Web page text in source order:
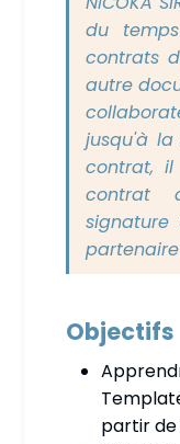
du
contrats
autre
jusqu'à la
contrat, il
contrat
signature
Objectifs
partir